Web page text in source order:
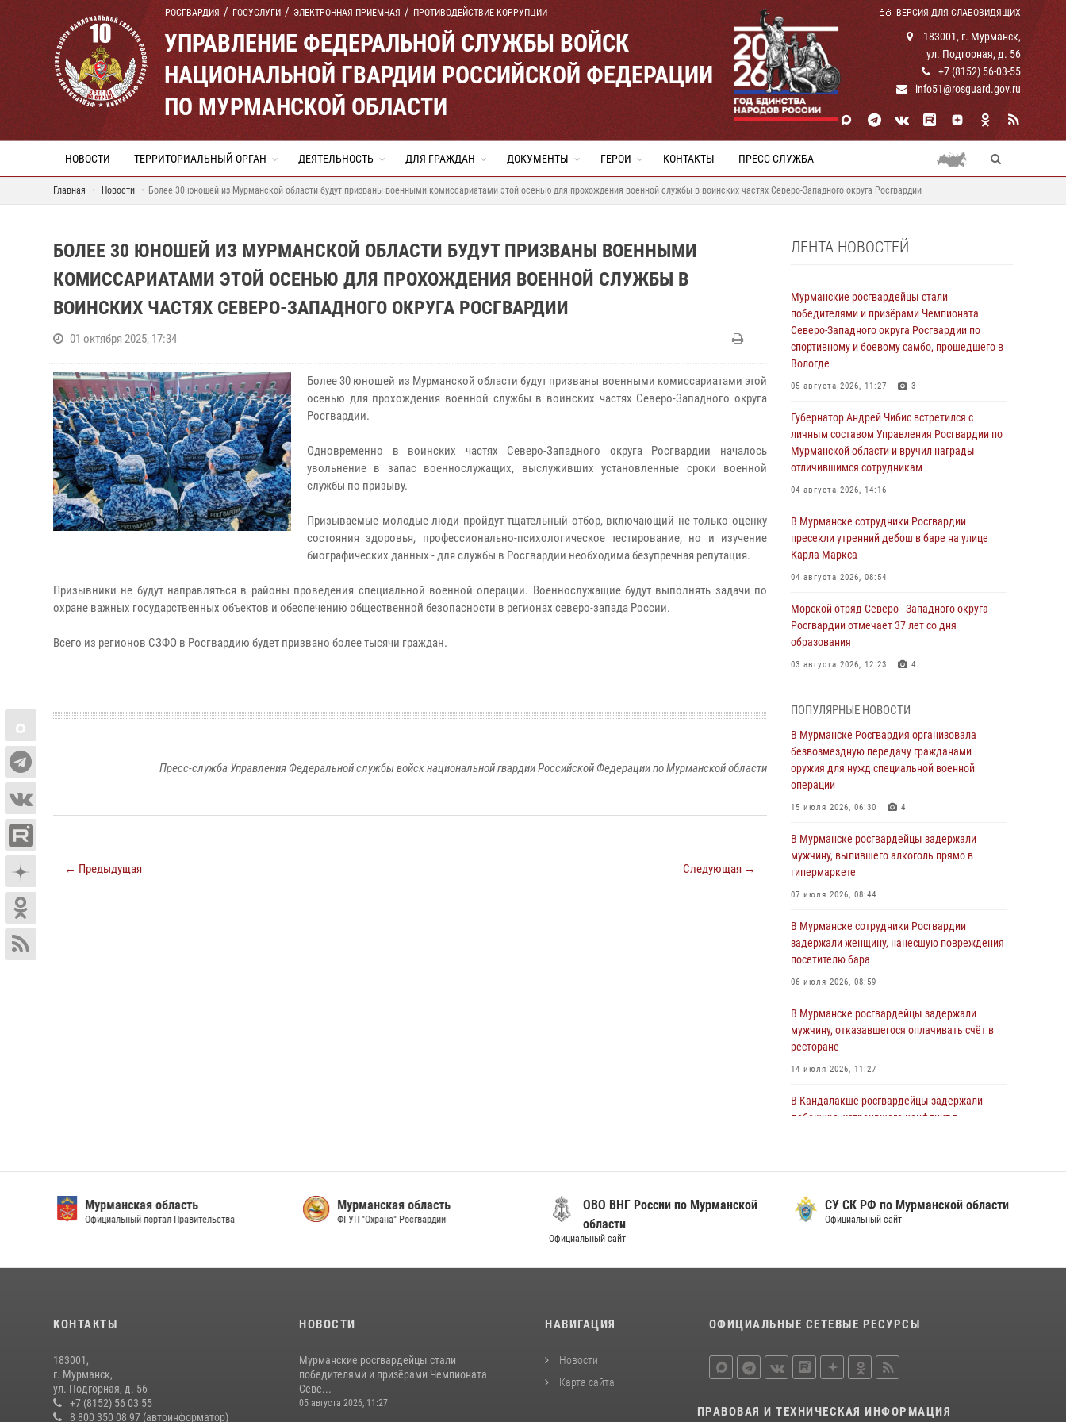
РОСГВАРДИЯ ГОСУСЛУГИ ЭЛЕКТРОННАЯ ПРИЕМНАЯ ПРОТИВОДЕЙСТВИЕ КОРРУПЦИИ ВЕРСИЯ ДЛЯ СЛАБОВИДЯЩИХ
УПРАВЛЕНИЕ ФЕДЕРАЛЬНОЙ СЛУЖБЫ ВОЙСК
НАЦИОНАЛЬНОЙ ГВАРДИИ РОССИЙСКОЙ ФЕДЕРАЦИИ
ПО МУРМАНСКОЙ ОБЛАСТИ
183001, г. Мурманск,
ул. Подгорная, д. 56
+7 (8152) 56-03-55
info51@rosguard.gov.ru
НОВОСТИ ТЕРРИТОРИАЛЬНЫЙ ОРГАН ДЕЯТЕЛЬНОСТЬ ДЛЯ ГРАЖДАН ДОКУМЕНТЫ ГЕРОИ КОНТАКТЫ ПРЕСС-СЛУЖБА
Главная Новости Более 30 юношей из Мурманской области будут призваны военными комиссариатами этой осенью для прохождения военной службы в воинских частях Северо-Западного округа Росгвардии
БОЛЕЕ 30 ЮНОШЕЙ ИЗ МУРМАНСКОЙ ОБЛАСТИ БУДУТ ПРИЗВАНЫ ВОЕННЫМИ
КОМИССАРИАТАМИ ЭТОЙ ОСЕНЬЮ ДЛЯ ПРОХОЖДЕНИЯ ВОЕННОЙ СЛУЖБЫ В
ВОИНСКИХ ЧАСТЯХ СЕВЕРО-ЗАПАДНОГО ОКРУГА РОСГВАРДИИ
01 октября 2025, 17:34
Более 30 юношей из Мурманской области будут призваны военными комиссариатами этой
осенью для прохождения военной службы в воинских частях Северо-Западного округа
Росгвардии.
Одновременно в воинских частях Северо-Западного округа Росгвардии началось
увольнение в запас военнослужащих, выслуживших установленные сроки военной
службы по призыву.
Призываемые молодые люди пройдут тщательный отбор, включающий не только оценку
состояния здоровья, профессионально-психологическое тестирование, но и изучение
биографических данных - для службы в Росгвардии необходима безупречная репутация.
Призывники не будут направляться в районы проведения специальной военной операции. Военнослужащие будут выполнять задачи по
охране важных государственных объектов и обеспечению общественной безопасности в регионах северо-запада России.
Всего из регионов СЗФО в Росгвардию будет призвано более тысячи граждан.
Пресс-служба Управления Федеральной службы войск национальной гвардии Российской Федерации по Мурманской области
← Предыдущая Следующая →
ЛЕНТА НОВОСТЕЙ
Мурманские росгвардейцы стали
победителями и призёрами Чемпионата
Северо-Западного округа Росгвардии по
спортивному и боевому самбо, прошедшего в
Вологде
05 августа 2026, 11:27 3
Губернатор Андрей Чибис встретился с
личным составом Управления Росгвардии по
Мурманской области и вручил награды
отличившимся сотрудникам
04 августа 2026, 14:16
В Мурманске сотрудники Росгвардии
пресекли утренний дебош в баре на улице
Карла Маркса
04 августа 2026, 08:54
Морской отряд Северо - Западного округа
Росгвардии отмечает 37 лет со дня
образования
03 августа 2026, 12:23 4
Росгвардии пресекли хулиганские действия
дебошира на автозаправочной станции
города Кандалакши
03 августа 2026, 09:12
Сотрудники Росгвардии провели инструктаж
членов избирательных комиссий в
31 июля 2026, 08:48
не оплатившего счет в ресторане
30 июля 2026, 14:09
занятие совместно с МЧС России
30 июля 2026, 14:05
посвященное Дню памяти святого
равноапостольного великого князя
пресекли ночной дебош в баре на улице
Орликовой
ПОПУЛЯРНЫЕ НОВОСТИ
В Мурманске Росгвардия организовала
безвозмездную передачу гражданами
оружия для нужд специальной военной
операции
15 июля 2026, 06:30 4
В Мурманске росгвардейцы задержали
мужчину, выпившего алкоголь прямо в
гипермаркете
07 июля 2026, 08:44
В Мурманске сотрудники Росгвардии
задержали женщину, нанесшую повреждения
посетителю бара
06 июля 2026, 08:59
В Мурманске росгвардейцы задержали
мужчину, отказавшегося оплачивать счёт в
ресторане
14 июля 2026, 11:27
В Кандалакше росгвардейцы задержали
дебошира, устроившего конфликт в
«Динамо бежит 2026»
28 июля 2026, 08:02
В Мурманске росгвардейцы пресекли
нарушавшей общественный порядок в
магазине - буфете
Мурманская область
Официальный портал Правительства
Мурманская область
ФГУП "Охрана" Росгвардии
ОВО ВНГ России по Мурманской
области
Официальный сайт
СУ СК РФ по Мурманской области
Официальный сайт
КОНТАКТЫ
183001,
г. Мурманск,
ул. Подгорная, д. 56
+7 (8152) 56 03 55
8 800 350 08 97 (автоинформатор)
НОВОСТИ
Мурманские росгвардейцы стали
победителями и призёрами Чемпионата
Севе...
05 августа 2026, 11:27
НАВИГАЦИЯ
Новости
Карта сайта
ОФИЦИАЛЬНЫЕ СЕТЕВЫЕ РЕСУРСЫ
ПРАВОВАЯ И ТЕХНИЧЕСКАЯ ИНФОРМАЦИЯ